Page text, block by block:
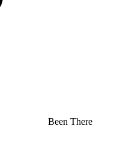
Been There